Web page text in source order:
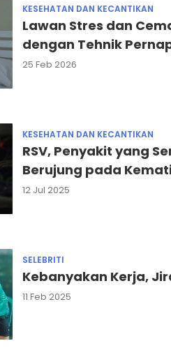
KESEHATAN DAN KECANTIKAN
Lawan Stres dan
dengan Tehnik
25 Feb 2026
KESEHATAN DAN KECANTIKAN
RSV, Penyakit yang
Berujung pada
12 Jul 2025
SELEBRITI
Kebanyakan Kerja,
11 Feb 2025